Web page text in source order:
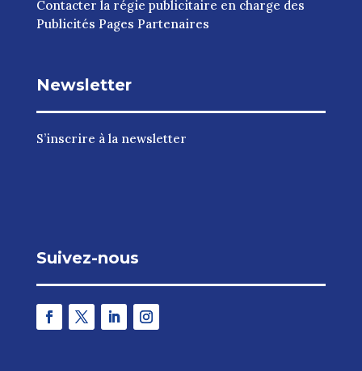
Contacter la régie publicitaire en charge des
Publicités Pages Partenaires
Newsletter
S’inscrire à la newsletter
Suivez-nous